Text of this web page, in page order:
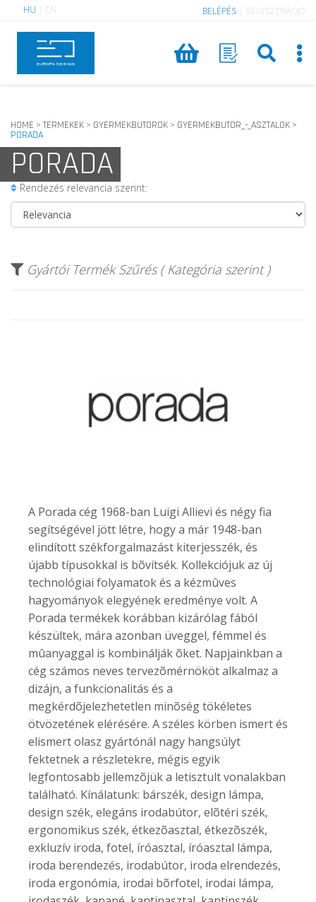
HU EN BELÉPÉS REGISZTRÁCIÓ
HOME > TERMEKEK > GYERMEKBUTOROK > GYERMEKBUTOR_-_ASZTALOK >
PORADA
PORADA
Rendezés relevancia szerint:
Gyártói Termék Szűrés ( Kategória szerint )
A Porada cég 1968-ban Luigi Allievi és négy fia
segítségével jött létre, hogy a már 1948-ban
elindított székforgalmazást kiterjesszék, és
újabb típusokkal is bõvítsék. Kollekciójuk az új
technológiai folyamatok és a kézmûves
hagyományok elegyének eredménye volt. A
Porada termékek korábban kizárólag fából
készültek, mára azonban üveggel, fémmel és
mûanyaggal is kombinálják õket. Napjainkban a
cég számos neves tervezõmérnököt alkalmaz a
dizájn, a funkcionalitás és a
megkérdõjelezhetetlen minõség tökéletes
ötvözetének elérésére. A széles körben ismert és
elismert olasz gyártónál nagy hangsúlyt
fektetnek a részletekre, mégis egyik
legfontosabb jellemzõjük a letisztult vonalakban
található. Kínálatunk: bárszék, design lámpa,
design szék, elegáns irodabútor, elõtéri szék,
ergonomikus szék, étkezõasztal, étkezõszék,
exkluzív iroda, fotel, íróasztal, íróasztal lámpa,
iroda berendezés, irodabútor, iroda elrendezés,
iroda ergonómia, irodai bõrfotel, irodai lámpa,